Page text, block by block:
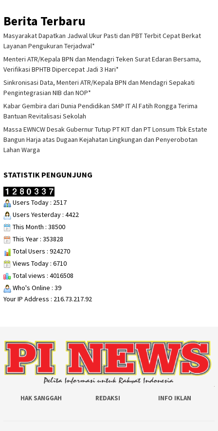
Berita Terbaru
Masyarakat Dapatkan Jadwal Ukur Pasti dan PBT Terbit Cepat Berkat
Layanan Pengukuran Terjadwal*
Menteri ATR/Kepala BPN dan Mendagri Teken Surat Edaran Bersama,
Verifikasi BPHTB Dipercepat Jadi 3 Hari*
Sinkronisasi Data, Menteri ATR/Kepala BPN dan Mendagri Sepakati
Pengintegrasian NIB dan NOP*
Kabar Gembira dari Dunia Pendidikan SMP IT Al Fatih Rongga Terima
Bantuan Revitalisasi Sekolah
Massa EWNCW Desak Gubernur Tutup PT KIT dan PT Lonsum Tbk Estate
Bangun Harja atas Dugaan Kejahatan Lingkungan dan Penyerobotan
Lahan Warga
STATISTIK PENGUNJUNG
Users Today : 2517
Users Yesterday : 4422
This Month : 38500
This Year : 353828
Total Users : 924270
Views Today : 6710
Total views : 4016508
Who's Online : 39
Your IP Address : 216.73.217.92
HAK SANGGAH REDAKSI INFO IKLAN